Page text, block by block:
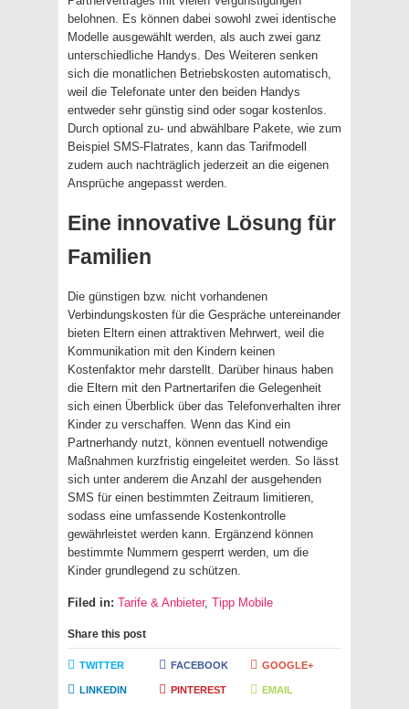
belohnen. Es können dabei sowohl zwei identische
Modelle ausgewählt werden, als auch zwei ganz
unterschiedliche Handys. Des Weiteren senken
sich die monatlichen Betriebskosten automatisch,
weil die Telefonate unter den beiden Handys
entweder sehr günstig sind oder sogar kostenlos.
Durch optional zu- und abwählbare Pakete, wie zum
Beispiel SMS-Flatrates, kann das Tarifmodell
zudem auch nachträglich jederzeit an die eigenen
Ansprüche angepasst werden.
Eine innovative Lösung für
Familien
Die günstigen bzw. nicht vorhandenen
Verbindungskosten für die Gespräche untereinander
bieten Eltern einen attraktiven Mehrwert, weil die
Kommunikation mit den Kindern keinen
Kostenfaktor mehr darstellt. Darüber hinaus haben
die Eltern mit den Partnertarifen die Gelegenheit
sich einen Überblick über das Telefonverhalten ihrer
Kinder zu verschaffen. Wenn das Kind ein
Partnerhandy nutzt, können eventuell notwendige
Maßnahmen kurzfristig eingeleitet werden. So lässt
sich unter anderem die Anzahl der ausgehenden
SMS für einen bestimmten Zeitraum limitieren,
sodass eine umfassende Kostenkontrolle
gewährleistet werden kann. Ergänzend können
bestimmte Nummern gesperrt werden, um die
Kinder grundlegend zu schützen.
Filed in: Tarife & Anbieter, Tipp Mobile
Share this post
TWITTER FACEBOOK GOOGLE+
LINKEDIN PINTEREST EMAIL